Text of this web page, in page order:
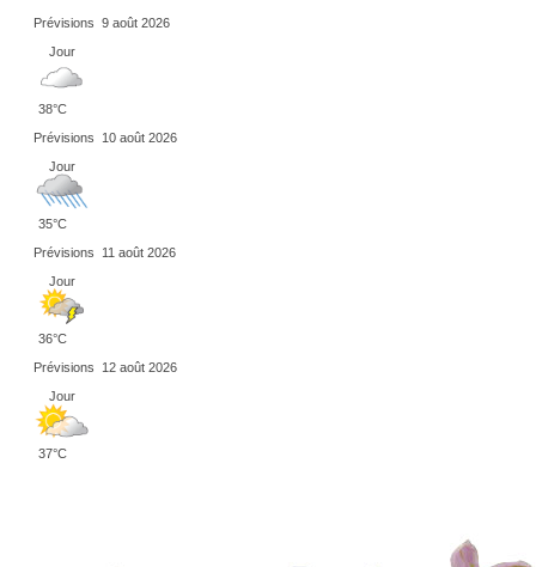
Prévisions 9 août 2026
Jour
38°C
Prévisions
10 août 2026
Jour
35°C
Prévisions
11 août 2026
Jour
36°C
Prévisions
12 août 2026
Jour
37°C